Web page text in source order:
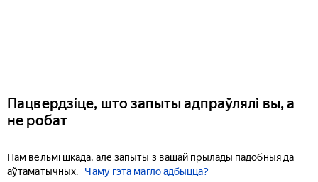
Пацвердзіце, што запыты адпраўлялі вы, а
не робат
Нам вельмі шкада, але запыты з вашай прылады падобныя да
аўтаматычных.
Чаму гэта магло адбыцца?